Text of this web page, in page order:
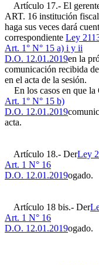
Artículo 17.- El
ART. 16 institución
haga sus veces dará
correspondiente Ley
Art. 1° N° 15 a) i y ii
D.O. 12.01.2019en la
comunicación recibida
en el acta de la sesión.
En los casos en que la
Art. 1° N° 15 b)
D.O. 12.01.2019
acta.
Artículo 18.- DerLey
Art. 1 N° 16
D.O. 12.01.2019ogado.
Artículo 18 bis.- Der
Art. 1 N° 16
D.O. 12.01.2019ogado.